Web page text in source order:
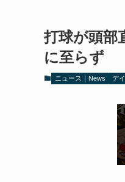
打球が頭部
に至らず
ニュース｜News デ